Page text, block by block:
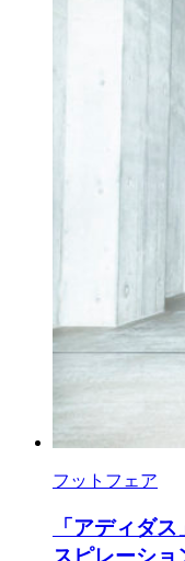
フットフェア
「アディダ
スピレーショ